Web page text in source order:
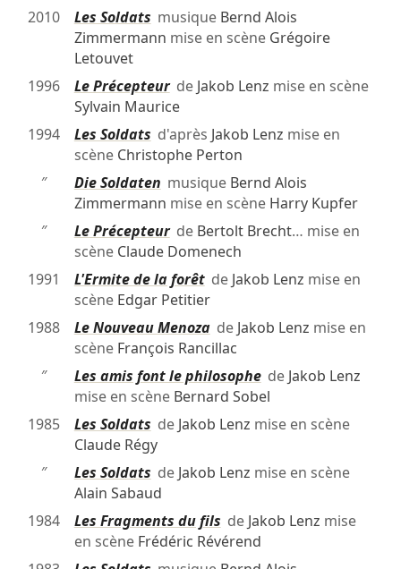
2010
Les Soldats musique Bernd Alois
Zimmermann mise en scène Grégoire
Letouvet
1996
Le Précepteurde Jakob Lenz mise en scène
Sylvain Maurice
1994
Les Soldats d'après Jakob Lenz mise en
scène Christophe Perton
″
Die Soldaten musique Bernd Alois
Zimmermann mise en scène Harry Kupfer
″
Le Précepteurde Bertolt Brecht… mise en
scène Claude Domenech
1991
L'Ermite de la forêtde Jakob Lenz mise en
scène Edgar Petitier
1988
Le Nouveau Menozade Jakob Lenz mise en
scène François Rancillac
″
Les amis font le philosophede Jakob Lenz
mise en scène Bernard Sobel
1985
Les Soldats de Jakob Lenz mise en scène
Claude Régy
″
Les Soldats de Jakob Lenz mise en scène
Alain Sabaud
1984
Les Fragments du fils de Jakob Lenz mise
en scène Frédéric Révérend